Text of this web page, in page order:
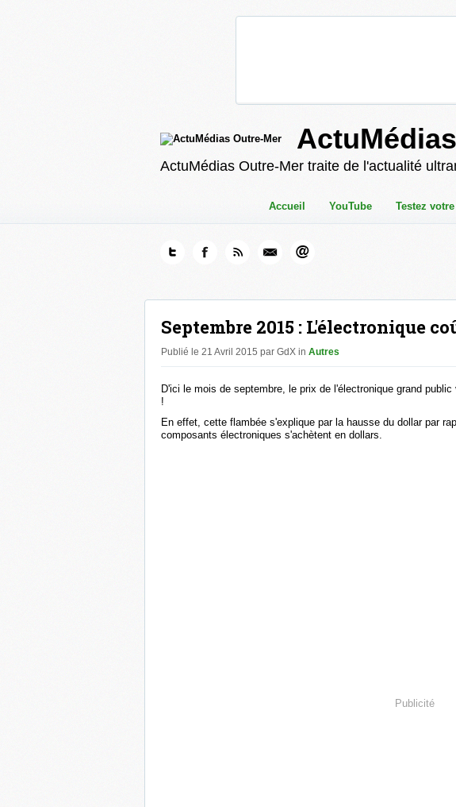
ActuMédias Outre-Mer traite de l'actualité
Accueil YouTube Testez
Septembre 2015 : L'électronique
Publié le 21 Avril 2015 par GdX in Autres
D'ici le mois de septembre, le prix de l'électronique grand
!
En effet, cette flambée s'explique par la hausse du dollar par
composants électroniques s'achètent en dollars.
Publicité